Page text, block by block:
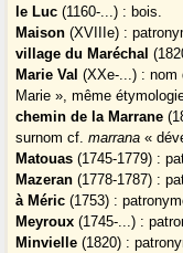
le Luc (1160-...) : bois.
Maison (XVIIIe) :
village du Maréchal
Marie Val (XXe-...) : nom
Marie », même
chemin de la Marrane
surnom cf.marrana «
Matouas (1745-1779) :
Mazeran (1778-1787) :
à Méric (1753) :
Meyroux (1745-...) :
Minvielle (1820) :